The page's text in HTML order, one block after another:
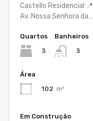
Castello Residencial 📍
Av. Nossa Senhora da…
Quartos
3
Banheiros
3
Área
102 m²
Em Construção